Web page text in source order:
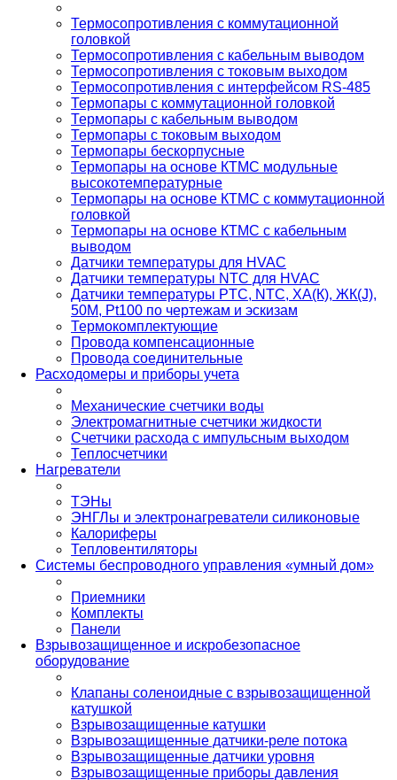
Термосопротивления с коммутационной
головкой
Термосопротивления с кабельным выводом
Термосопротивления с токовым выходом
Термосопротивления с интерфейсом RS-485
Термопары с коммутационной головкой
Термопары с кабельным выводом
Термопары с токовым выходом
Термопары бескорпусные
Термопары на основе КТМС модульные
высокотемпературные
Термопары на основе КТМС с коммутационной
головкой
Термопары на основе КТМС с кабельным
выводом
Датчики температуры для HVAC
Датчики температуры NTC для HVAC
Датчики температуры PTС, NTC, ХА(К), ЖК(J),
50М, Pt100 по чертежам и эскизам
Термокомплектующие
Провода компенсационные
Провода соединительные
Расходомеры и приборы учета
Механические счетчики воды
Электромагнитные счетчики жидкости
Счетчики расхода с импульсным выходом
Теплосчетчики
Нагреватели
ТЭНы
ЭНГЛы и электронагреватели силиконовые
Калориферы
Тепловентиляторы
Системы беспроводного управления «умный дом»
Приемники
Комплекты
Панели
Взрывозащищенное и искробезопасное
оборудование
Клапаны соленоидные с взрывозащищенной
катушкой
Взрывозащищенные катушки
Взрывозащищенные датчики-реле потока
Взрывозащищенные датчики уровня
Взрывозащищенные приборы давления